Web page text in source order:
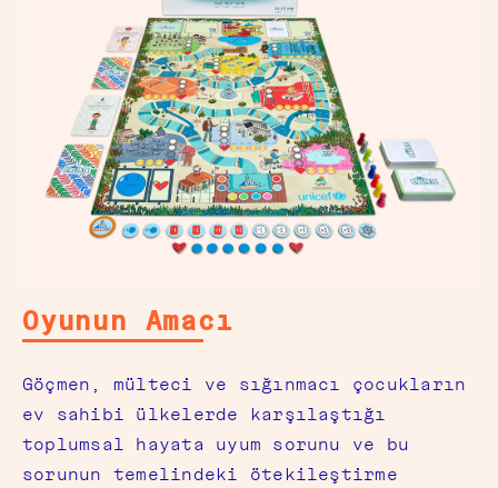
Oyunun Amacı
Göçmen, mülteci ve sığınmacı çocukların
ev sahibi ülkelerde karşılaştığı
toplumsal hayata uyum sorunu ve bu
sorunun temelindeki ötekileştirme